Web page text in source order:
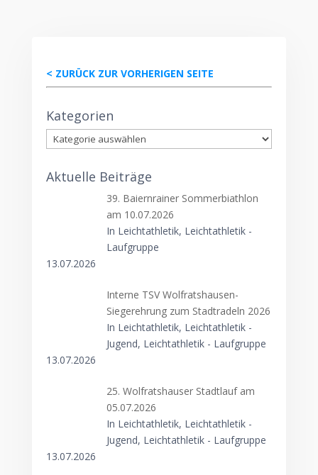
< ZURÜCK ZUR VORHERIGEN SEITE
Kategorien
Kategorien
Aktuelle Beiträge
39. Baiernrainer Sommerbiathlon
am 10.07.2026
In Leichtathletik, Leichtathletik -
Laufgruppe
13.07.2026
Interne TSV Wolfratshausen-
Siegerehrung zum Stadtradeln 2026
In Leichtathletik, Leichtathletik -
Jugend, Leichtathletik - Laufgruppe
13.07.2026
25. Wolfratshauser Stadtlauf am
05.07.2026
In Leichtathletik, Leichtathletik -
Jugend, Leichtathletik - Laufgruppe
13.07.2026